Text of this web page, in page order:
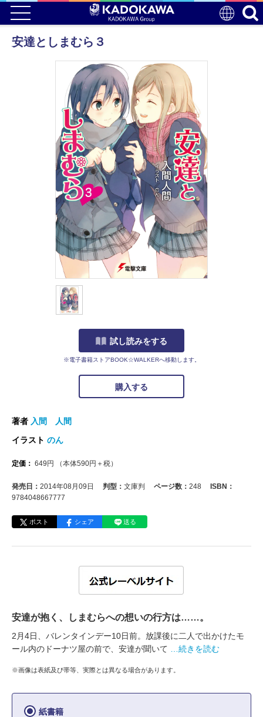
安達としまむら３
試し読みをする
※電子書籍ストアBOOK☆WALKERへ移動します。
購入する
著者 入間 人間
イラスト のん
定価： 649 円 （本体590円＋税）
発売日： 2014年08月09日 判型： 文庫判 ページ数： 248
ISBN：
9784048667777
ポスト シェア 送る
安達が抱く、しまむらへの想いの行方は……。
2月4日、バレンタインデー10日前。放課後に二人で出かけたモ
ール内のドーナツ屋の前で、安達が聞いて
…続きを読む
※画像は表紙及び帯等、実際とは異なる場合があります。
紙書籍